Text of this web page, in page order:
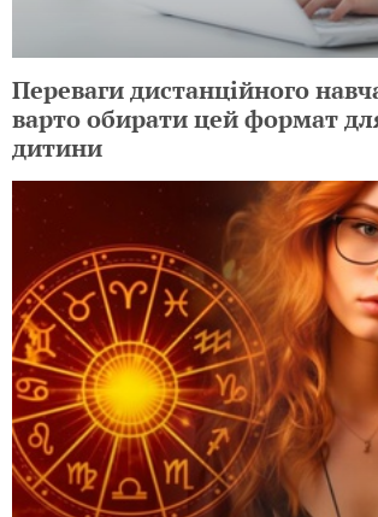
Переваги дистанційного
варто обирати цей формат
дитини